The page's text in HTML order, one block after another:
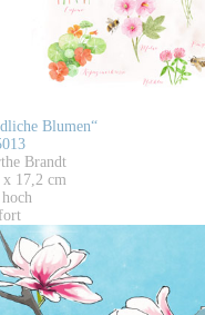
Blumen“
Brandt
17,2 cm